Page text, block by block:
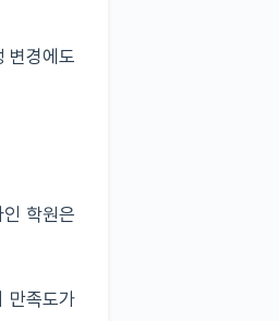
변경에도
학원은
만족도가